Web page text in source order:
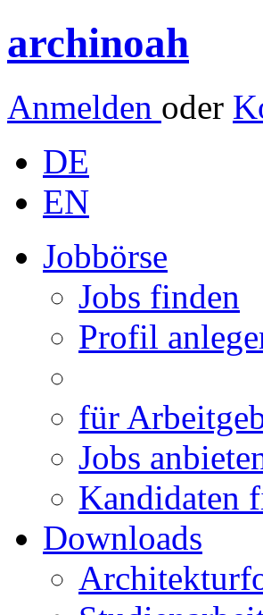
archinoah
Anmelden oder
DE
EN
Jobbörse
Jobs finden
Profil
für
Jobs
Kandidaten
Downloads